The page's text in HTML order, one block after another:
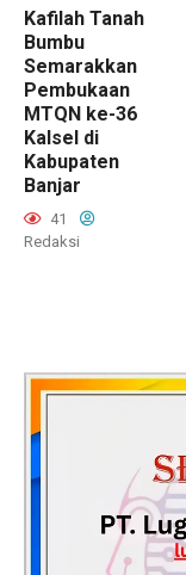
Kafilah Tanah
Bumbu
Semarakkan
Pembukaan
MTQN ke-36
Kalsel di
Kabupaten
Banjar
41
Redaksi